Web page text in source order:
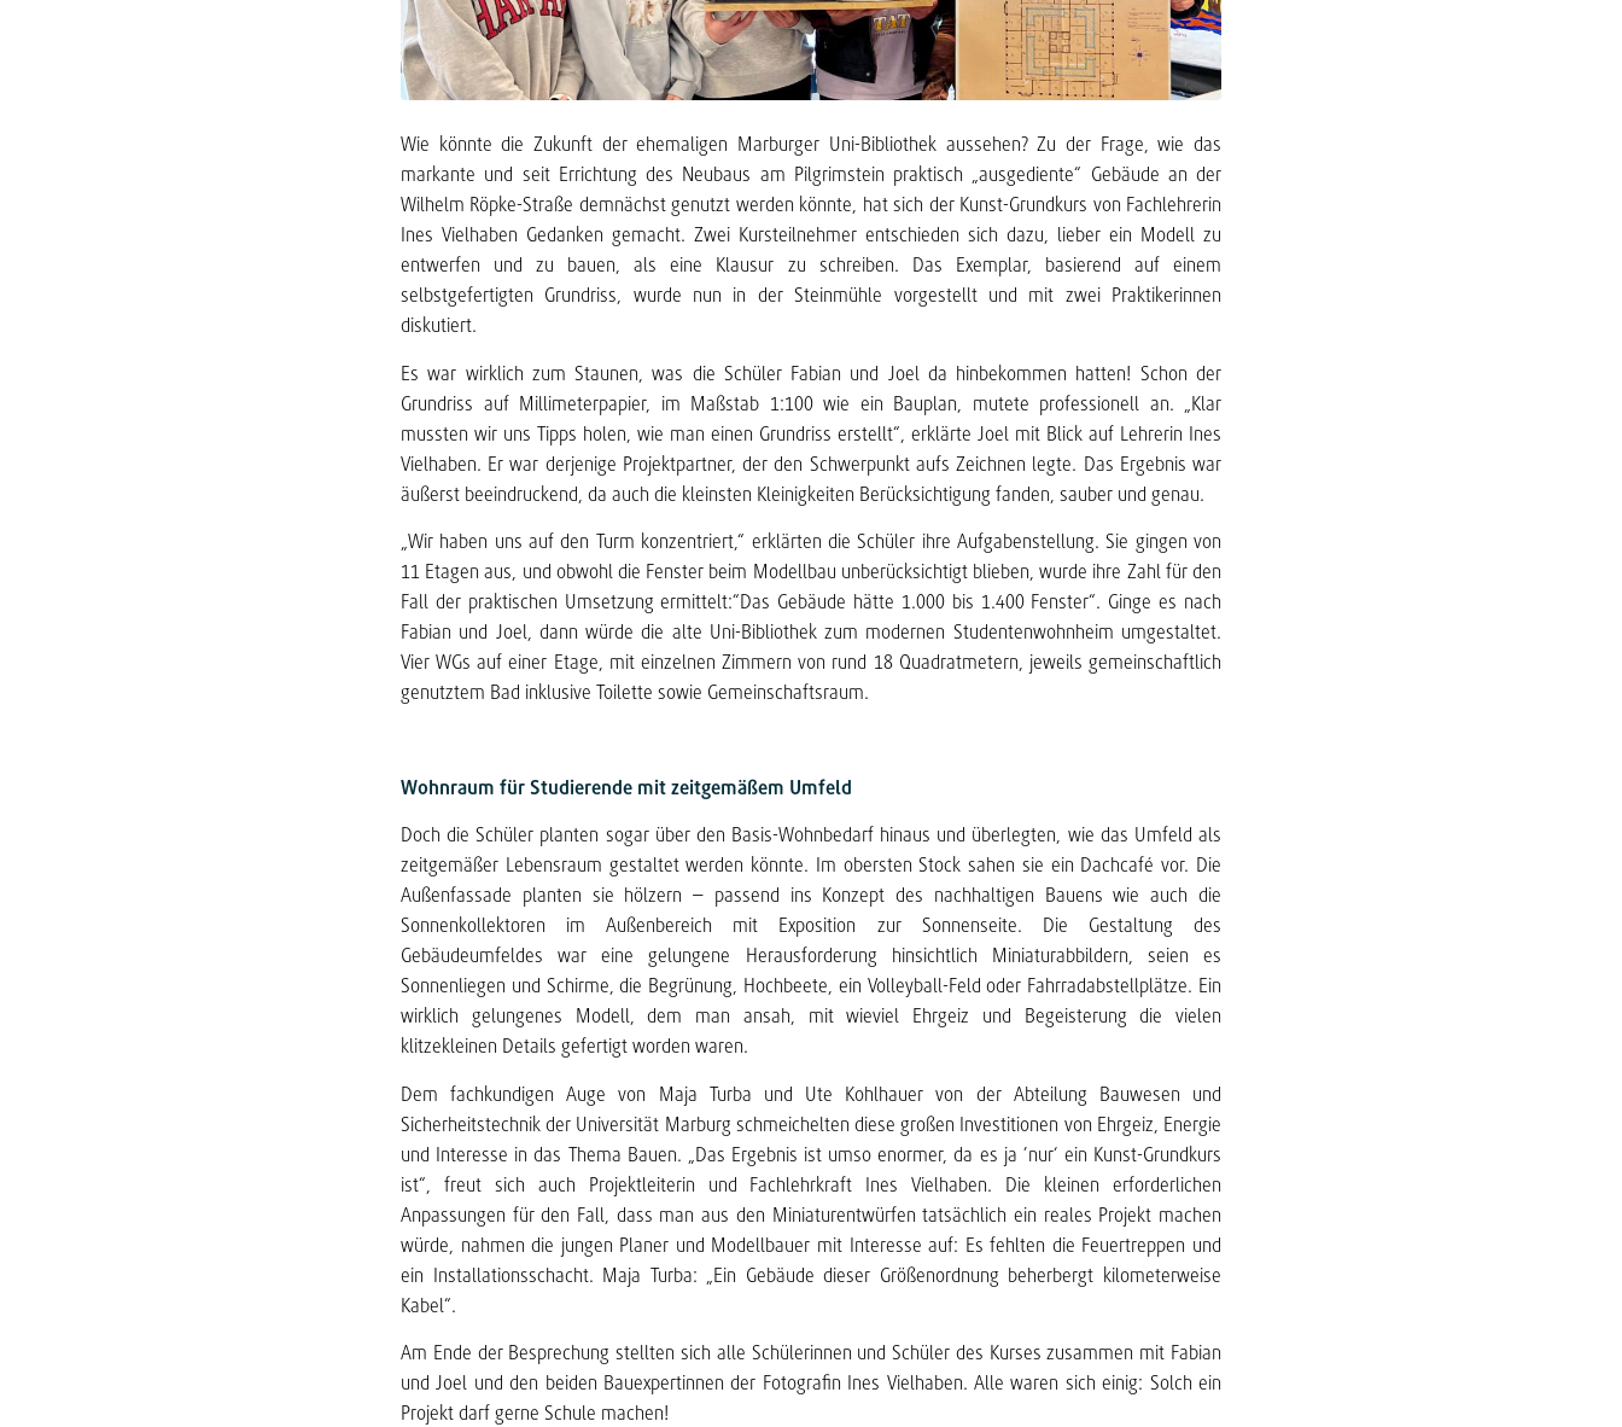
Wie könnte die Zukunft der ehemaligen Marburger Uni-Bibliothek aussehen? Zu der Frage, wie das
markante und seit Errichtung des Neubaus am Pilgrimstein praktisch „ausgediente“ Gebäude an der
Wilhelm Röpke-Straße demnächst genutzt werden könnte, hat sich der Kunst-Grundkurs von Fachlehrerin
Ines Vielhaben Gedanken gemacht. Zwei Kursteilnehmer entschieden sich dazu, lieber ein Modell zu
entwerfen und zu bauen, als eine Klausur zu schreiben. Das Exemplar, basierend auf einem
selbstgefertigten Grundriss, wurde nun in der Steinmühle vorgestellt und mit zwei Praktikerinnen
diskutiert.
Es war wirklich zum Staunen, was die Schüler Fabian und Joel da hinbekommen hatten! Schon der
Grundriss auf Millimeterpapier, im Maßstab 1:100 wie ein Bauplan, mutete professionell an. „Klar
mussten wir uns Tipps holen, wie man einen Grundriss erstellt“, erklärte Joel mit Blick auf Lehrerin Ines
Vielhaben. Er war derjenige Projektpartner, der den Schwerpunkt aufs Zeichnen legte. Das Ergebnis war
äußerst beeindruckend, da auch die kleinsten Kleinigkeiten Berücksichtigung fanden, sauber und genau.
„Wir haben uns auf den Turm konzentriert,“ erklärten die Schüler ihre Aufgabenstellung. Sie gingen von
11 Etagen aus, und obwohl die Fenster beim Modellbau unberücksichtigt blieben, wurde ihre Zahl für den
Fall der praktischen Umsetzung ermittelt:“Das Gebäude hätte 1.000 bis 1.400 Fenster“. Ginge es nach
Fabian und Joel, dann würde die alte Uni-Bibliothek zum modernen Studentenwohnheim umgestaltet.
Vier WGs auf einer Etage, mit einzelnen Zimmern von rund 18 Quadratmetern, jeweils gemeinschaftlich
genutztem Bad inklusive Toilette sowie Gemeinschaftsraum.
Wohnraum für Studierende mit zeitgemäßem Umfeld
Doch die Schüler planten sogar über den Basis-Wohnbedarf hinaus und überlegten, wie das Umfeld als
zeitgemäßer Lebensraum gestaltet werden könnte. Im obersten Stock sahen sie ein Dachcafé vor. Die
Außenfassade planten sie hölzern – passend ins Konzept des nachhaltigen Bauens wie auch die
Sonnenkollektoren im Außenbereich mit Exposition zur Sonnenseite. Die Gestaltung des
Gebäudeumfeldes war eine gelungene Herausforderung hinsichtlich Miniaturabbildern, seien es
Sonnenliegen und Schirme, die Begrünung, Hochbeete, ein Volleyball-Feld oder Fahrradabstellplätze. Ein
wirklich gelungenes Modell, dem man ansah, mit wieviel Ehrgeiz und Begeisterung die vielen
klitzekleinen Details gefertigt worden waren.
Dem fachkundigen Auge von Maja Turba und Ute Kohlhauer von der Abteilung Bauwesen und
Sicherheitstechnik der Universität Marburg schmeichelten diese großen Investitionen von Ehrgeiz, Energie
und Interesse in das Thema Bauen. „Das Ergebnis ist umso enormer, da es ja ’nur‘ ein Kunst-Grundkurs
ist“, freut sich auch Projektleiterin und Fachlehrkraft Ines Vielhaben. Die kleinen erforderlichen
Anpassungen für den Fall, dass man aus den Miniaturentwürfen tatsächlich ein reales Projekt machen
würde, nahmen die jungen Planer und Modellbauer mit Interesse auf: Es fehlten die Feuertreppen und
ein Installationsschacht. Maja Turba: „Ein Gebäude dieser Größenordnung beherbergt kilometerweise
Kabel“.
Am Ende der Besprechung stellten sich alle Schülerinnen und Schüler des Kurses zusammen mit Fabian
und Joel und den beiden Bauexpertinnen der Fotografin Ines Vielhaben. Alle waren sich einig: Solch ein
Projekt darf gerne Schule machen!